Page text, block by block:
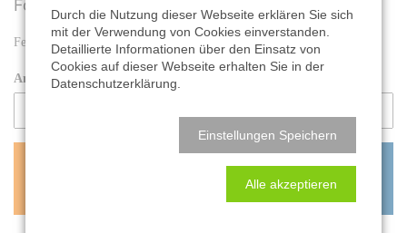
Format: 16,2 x 11,2 cm |
Festung Königstein
Anzahl:
Durch die Nutzung dieser Webseite erklären Sie sich
mit der Verwendung von Cookies einverstanden.
Detaillierte Informationen über den Einsatz von
Cookies auf dieser Webseite erhalten Sie in der
Datenschutzerklärung.
Einstellungen Speichern
Alle akzeptieren